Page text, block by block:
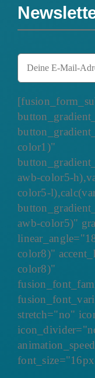
color1)"
awb-color5-
color5-
awb-color5)"
color8)"
color8)"
stretch="no"